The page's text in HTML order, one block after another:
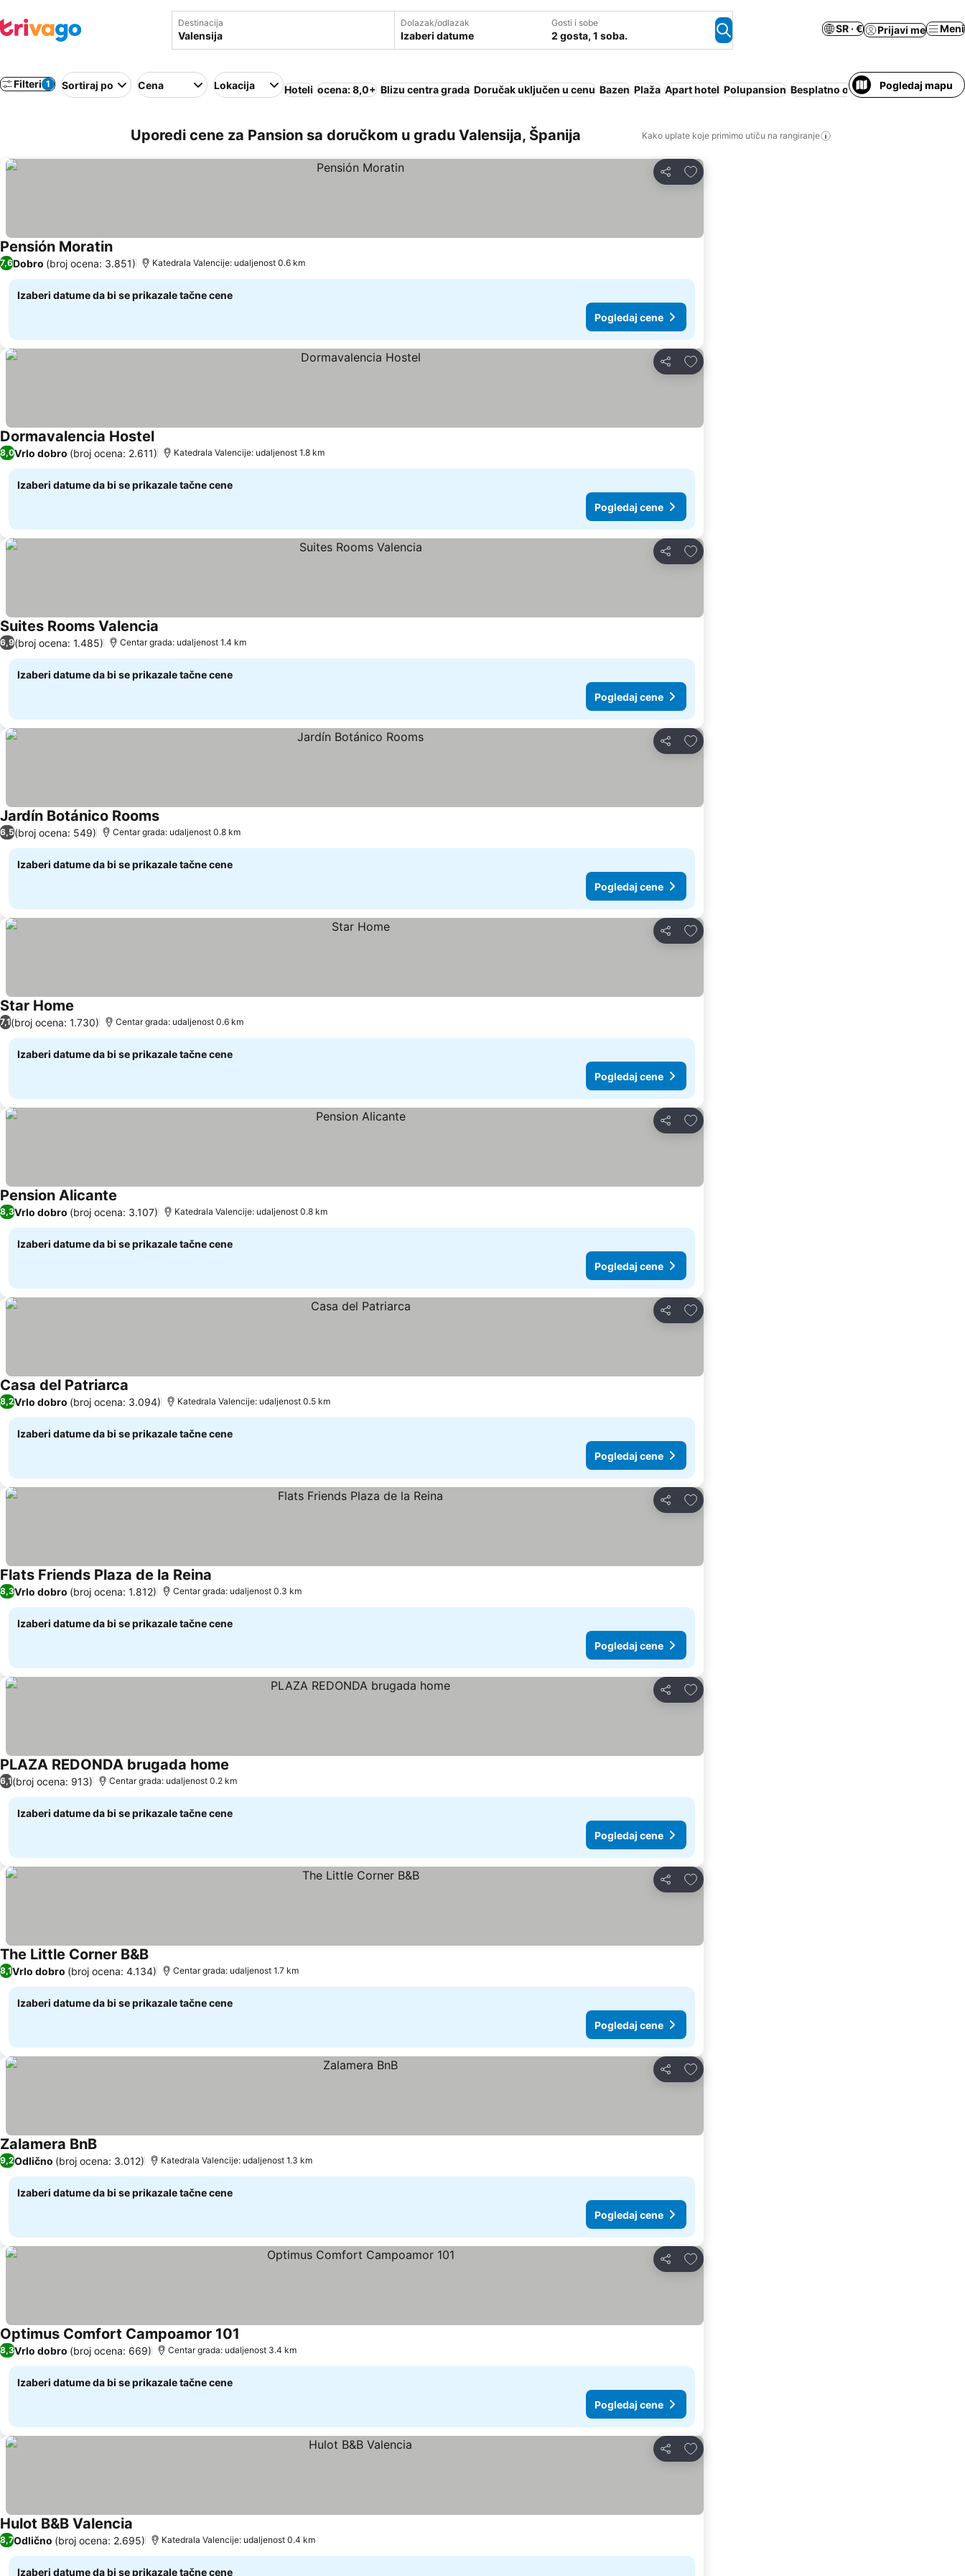
Destinacija Dolazak/odlazak
Izaberi datume
Gosti i sobe
2 gosta, 1 soba.
SR · € Prijavi me Meni
Filteri 1 Sortiraj po Cena Lokacija Hoteli ocena: 8,0+ Blizu centra grada Doručak uključen u cenu Bazen Plaža Apart hotel Polupansion Besplatno otkazivanje Cela kuća/
Pogledaj mapu
Uporedi cene za Pansion sa doručkom u gradu Valensija, Španija Kako uplate koje primimo utiču na rangiranje
Deli
Dodati u favorite
Pensión MoratinPogledaj cene
7,6Dobro (broj ocena: 3.851) Katedrala Valencije: udaljenost 0.6 km
Izaberi datume da bi se prikazale tačne cene
Pogledaj cene
Deli
Dodati u favorite
Dormavalencia HostelPogledaj cene
8,0Vrlo dobro (broj ocena: 2.611) Katedrala Valencije: udaljenost 1.8 km
Izaberi datume da bi se prikazale tačne cene
Pogledaj cene
Deli
Dodati u favorite
Suites Rooms Valencia
6,9(broj ocena: 1.485) Centar grada: udaljenost 1.4 km
Izaberi datume da bi se prikazale tačne cene
Pogledaj cene
Deli
Dodati u favorite
Jardín Botánico RoomsPogledaj cene
6,5(broj ocena: 549) Centar grada: udaljenost 0.8 km
Izaberi datume da bi se prikazale tačne cene
Pogledaj cene
Deli
Dodati u favorite
Star Home Pogledaj cene
7,1(broj ocena: 1.730) Centar grada: udaljenost 0.6 km
Izaberi datume da bi se prikazale tačne cene
Pogledaj cene
Deli
Dodati u favorite
Pension Alicante Pogledaj cene
8,3Vrlo dobro (broj ocena: 3.107) Katedrala Valencije: udaljenost 0.8 km
Izaberi datume da bi se prikazale tačne cene
Pogledaj cene
Deli
Dodati u favorite
Casa del Patriarca Pogledaj cene
8,2Vrlo dobro (broj ocena: 3.094) Katedrala Valencije: udaljenost 0.5 km
Izaberi datume da bi se prikazale tačne cene
Pogledaj cene
Deli
Dodati u favorite
Flats Friends Plaza de la Reina
8,3Vrlo dobro (broj ocena: 1.812) Centar grada: udaljenost 0.3 km
Izaberi datume da bi se prikazale tačne cene
Pogledaj cene
Deli
Dodati u favorite
PLAZA REDONDA brugada home
6,1(broj ocena: 913) Centar grada: udaljenost 0.2 km
Izaberi datume da bi se prikazale tačne cene
Pogledaj cene
Deli
Dodati u favorite
The Little Corner B&BPogledaj cene
8,1Vrlo dobro (broj ocena: 4.134) Centar grada: udaljenost 1.7 km
Izaberi datume da bi se prikazale tačne cene
Pogledaj cene
Deli
Dodati u favorite
Zalamera BnBPogledaj cene
9,2Odlično (broj ocena: 3.012) Katedrala Valencije: udaljenost 1.3 km
Izaberi datume da bi se prikazale tačne cene
Pogledaj cene
Deli
Dodati u favorite
Optimus Comfort Campoamor 101
8,3Vrlo dobro (broj ocena: 669) Centar grada: udaljenost 3.4 km
Izaberi datume da bi se prikazale tačne cene
Pogledaj cene
Deli
Dodati u favorite
Hulot B&B Valencia Pogledaj cene
8,7Odlično (broj ocena: 2.695) Katedrala Valencije: udaljenost 0.4 km
Izaberi datume da bi se prikazale tačne cene